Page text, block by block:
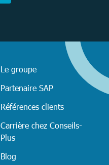
Le groupe
Partenaire SAP
Références clients
Carrière chez Conseils-
Plus
Blog